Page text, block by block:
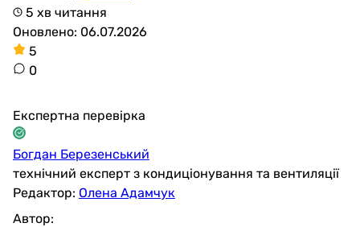
5 хв читання
Оновлено: 06.07.2026
5
0
Експертна перевірка
Богдан Березенський
технічний експерт з кондиціонування та вентиляції
Редактор: Олена Адамчук
Автор: